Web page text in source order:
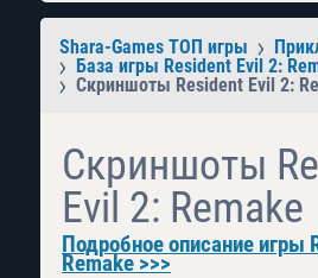
Shara-Games ТОП игры
База игры Resident Evil 2:
Скриншоты Resident Evil 2:
Скриншоты
Evil 2: Remake
Подробное описание игры
Remake >>>